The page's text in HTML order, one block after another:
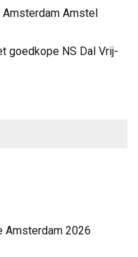
Amstel
goedkope NS Dal Vrij-
Amsterdam 2026